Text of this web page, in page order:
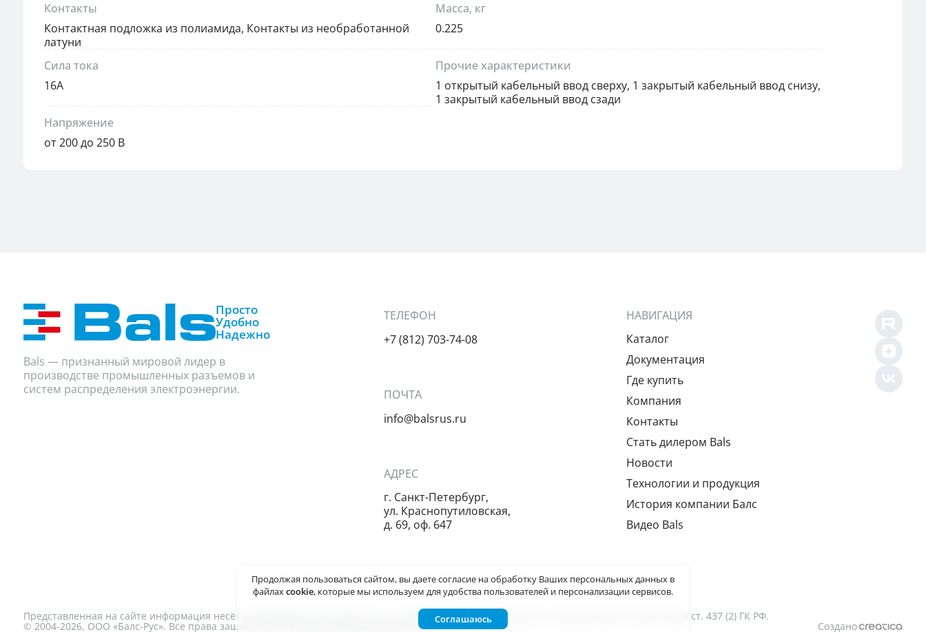
Контакты
Контактная подложка из полиамида, Контакты из необработанной
латуни
Масса, кг
0.225
Сила тока
16А
Прочие характеристики
1 открытый кабельный ввод сверху, 1 закрытый кабельный ввод снизу,
1 закрытый кабельный ввод сзади
Напряжение
от 200 до 250 В
Просто
Удобно
Надежно
Bals — признанный мировой лидер в
производстве промышленных разъемов и
систем распределения электроэнергии.
ТЕЛЕФОН
+7 (812) 703-74-08
ПОЧТА
info@balsrus.ru
АДРЕС
г. Санкт-Петербург,
ул. Краснопутиловская,
д. 69, оф. 647
НАВИГАЦИЯ
Каталог
Документация
Где купить
Компания
Контакты
Cтать дилером Bals
Новости
Технологии и продукция
История компании Балс
Видео Bals
Представленная на сайте информация несёт информационный характер и не является публичной офертой, определяемой положениями ст. 437 (2) ГК РФ.
© 2004-2026, ООО «Балс-Рус». Все права защищены Политика конфиденциальности Создано
Продолжая пользоваться сайтом, вы даетесогласие на обработку Ваших персональных данных в
файлахcookie, которые мы используем для удобства пользователей и персонализации сервисов.
Соглашаюсь